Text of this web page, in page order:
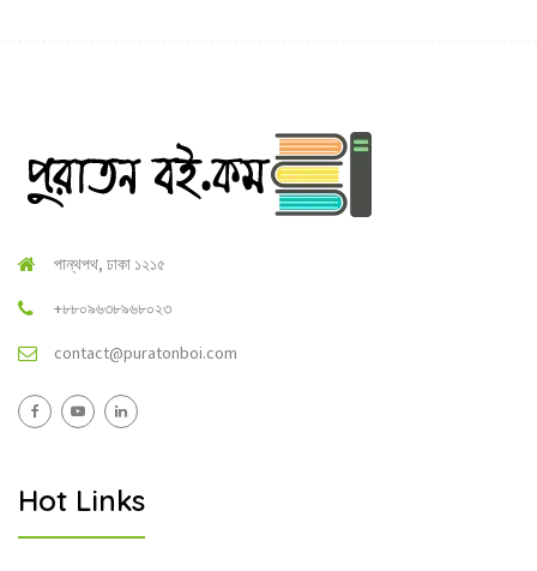
পান্থপথ, ঢাকা ১২১৫
+৮৮০৯৬৩৮৯৬৮০২৩
contact@puratonboi.com
Hot Links